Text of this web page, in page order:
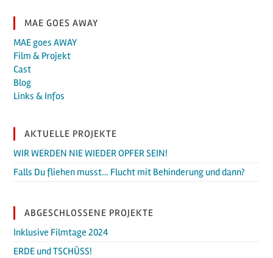
MAE GOES AWAY
MAE goes AWAY
Film & Projekt
Cast
Blog
Links & Infos
AKTUELLE PROJEKTE
WIR WERDEN NIE WIEDER OPFER SEIN!
Falls Du fliehen musst… Flucht mit Behinderung und dann?
ABGESCHLOSSENE PROJEKTE
Inklusive Filmtage 2024
ERDE und TSCHÜSS!